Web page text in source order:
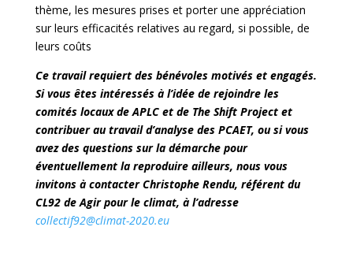
thème, les mesures prises et porter une appréciation
sur leurs efficacités relatives au regard, si possible, de
leurs coûts
Ce travail requiert des bénévoles motivés et engagés.
Si vous êtes intéressés à l’idée de rejoindre les
comités locaux de APLC et de The Shift Project et
contribuer au travail d’analyse des PCAET, ou si vous
avez des questions sur la démarche pour
éventuellement la reproduire ailleurs, nous vous
invitons à contacter Christophe Rendu, référent du
CL92 de Agir pour le climat, à l’adresse
collectif92@climat-2020.eu